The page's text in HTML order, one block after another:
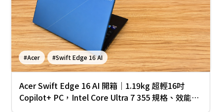
#Acer #Swift Edge 16 AI
Acer Swift Edge 16 AI 開箱｜1.19kg 超輕16吋
Copilot+ PC，Intel Core Ultra 7 355 規格、效能、